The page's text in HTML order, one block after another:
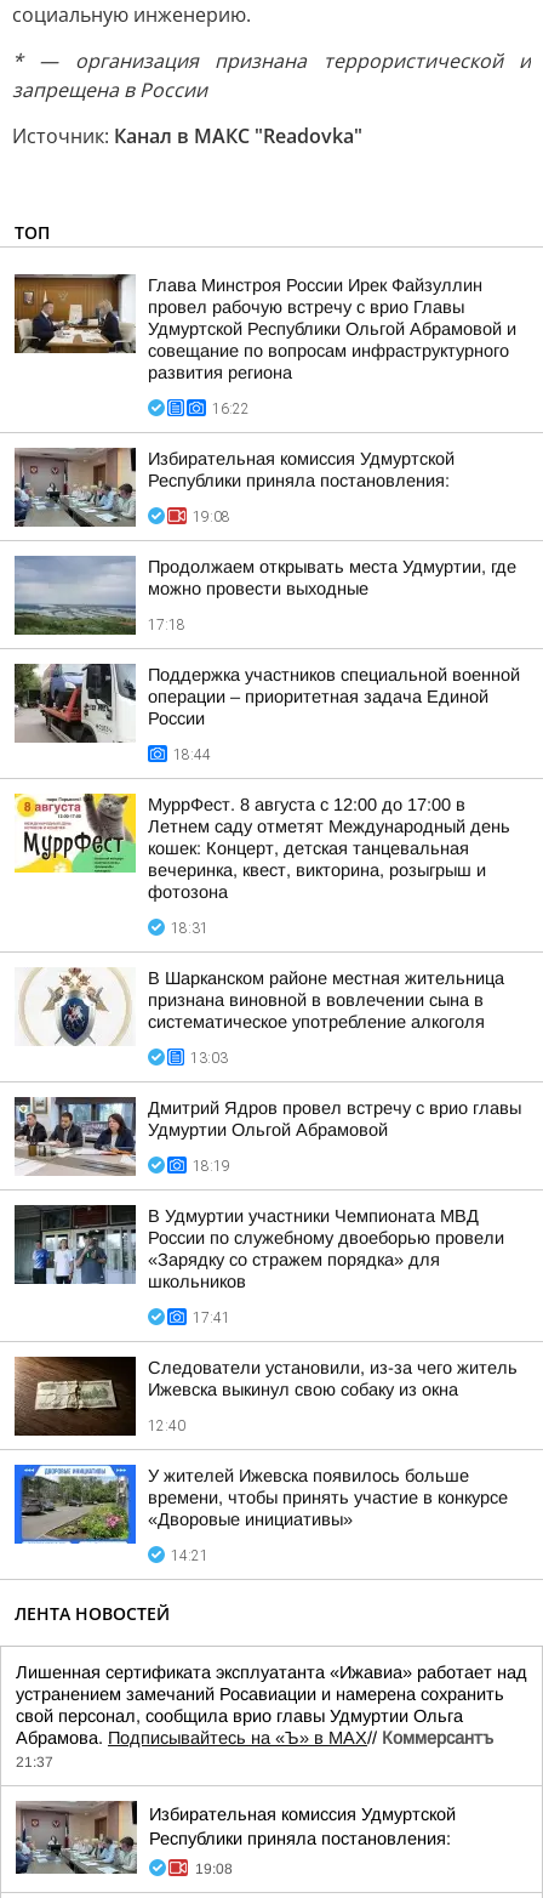
социальную инженерию.
* — организация признана террористической и
запрещена в России
Источник: Канал в МАКС "Readovka"
ТОП
Глава Минстроя России Ирек Файзуллин
провел рабочую встречу с врио Главы
Удмуртской Республики Ольгой Абрамовой и
совещание по вопросам инфраструктурного
развития региона
16:22
Избирательная комиссия Удмуртской
Республики приняла постановления:
19:08
Продолжаем открывать места Удмуртии, где
можно провести выходные
17:18
Поддержка участников специальной военной
операции – приоритетная задача Единой
России
18:44
МуррФест. 8 августа с 12:00 до 17:00 в
Летнем саду отметят Международный день
кошек: Концерт, детская танцевальная
вечеринка, квест, викторина, розыгрыш и
фотозона
18:31
В Шарканском районе местная жительница
признана виновной в вовлечении сына в
систематическое употребление алкоголя
13:03
Дмитрий Ядров провел встречу с врио главы
Удмуртии Ольгой Абрамовой
18:19
В Удмуртии участники Чемпионата МВД
России по служебному двоеборью провели
«Зарядку со стражем порядка» для
школьников
17:41
Следователи установили, из-за чего житель
Ижевска выкинул свою собаку из окна
12:40
У жителей Ижевска появилось больше
времени, чтобы принять участие в конкурсе
«Дворовые инициативы»
14:21
ЛЕНТА НОВОСТЕЙ
Лишенная сертификата эксплуатанта «Ижавиа» работает над
устранением замечаний Росавиации и намерена сохранить
свой персонал, сообщила врио главы Удмуртии Ольга
Абрамова. Подписывайтесь на «Ъ» в MAX// Коммерсантъ
21:37
Избирательная комиссия Удмуртской
Республики приняла постановления:
19:08